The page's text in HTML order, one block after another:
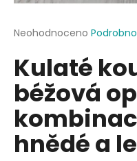
Průměrné
produktu
je
0,0
5
hvězdiček.
Neohodnoceno
Kulaté
béžová
hnědé a
j
t
?